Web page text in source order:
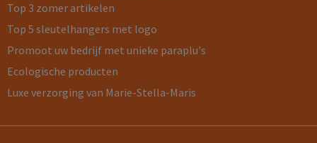
Top 3 zomer artikelen
Top 5 sleutelhangers met logo
Promoot uw bedrijf met unieke paraplu's
Ecologische producten
Luxe verzorging van Marie-Stella-Maris